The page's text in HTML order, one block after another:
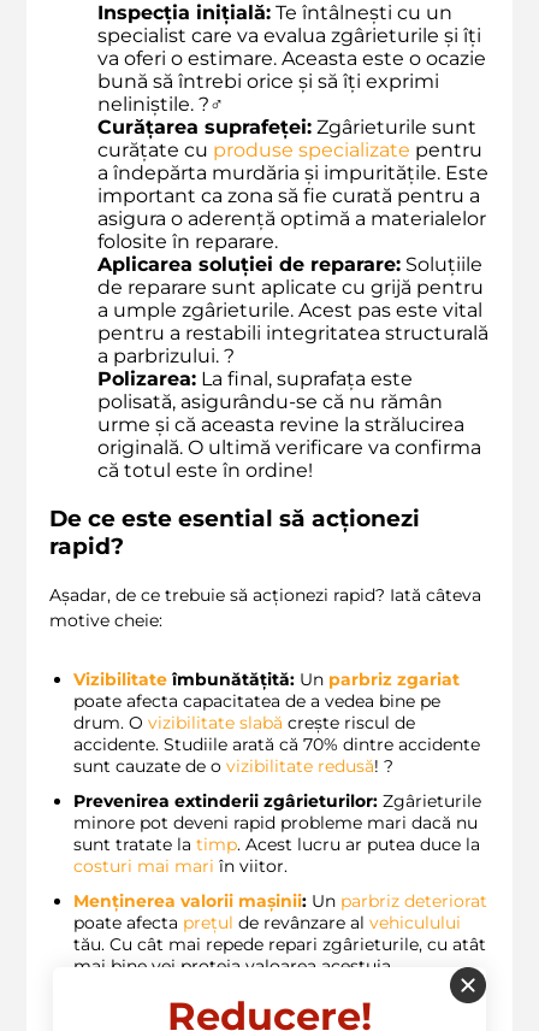
Inspecția inițială: Te întâlnești cu un
specialist care va evalua zgârieturile și îți
va oferi o estimare. Aceasta este o ocazie
bună să întrebi orice și să îți exprimi
neliniștile. ?️‍♂️
Curățarea suprafeței: Zgârieturile sunt
curățate cu produse specializate pentru
a îndepărta murdăria și impuritățile. Este
important ca zona să fie curată pentru a
asigura o aderență optimă a materialelor
folosite în reparare.
Aplicarea soluției de reparare: Soluțiile
de reparare sunt aplicate cu grijă pentru
a umple zgârieturile. Acest pas este vital
pentru a restabili integritatea structurală
a parbrizului. ?️
Polizarea: La final, suprafața este
polisată, asigurându-se că nu rămân
urme și că aceasta revine la strălucirea
originală. O ultimă verificare va confirma
că totul este în ordine!
De ce este esential să acționezi
rapid?
Așadar, de ce trebuie să acționezi rapid? Iată câteva
motive cheie:
Vizibilitate îmbunătățită: Un parbriz zgariat
poate afecta capacitatea de a vedea bine pe
drum. O vizibilitate slabă crește riscul de
accidente. Studiile arată că 70% dintre accidente
sunt cauzate de o vizibilitate redusă! ?
Prevenirea extinderii zgârieturilor: Zgârieturile
minore pot deveni rapid probleme mari dacă nu
sunt tratate la timp. Acest lucru ar putea duce la
costuri mai mari în viitor.
Menținerea valorii mașinii: Un parbriz deteriorat
poate afecta prețul de revânzare al vehiculului
tău. Cu cât mai repede repari zgârieturile, cu atât
mai bine vei proteja valoarea acestuia.
Siguranța ta și a celor din jur:
Un parbriz în
stare bună este esențial pentru siguranța ta.
Reducere!